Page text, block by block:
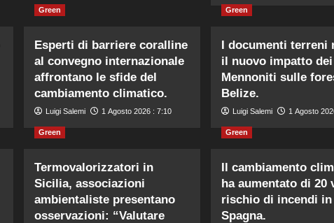
Green
Esperti di barriere coralline
al convegno internazionale
affrontano le sfide del
cambiamento climatico.
Luigi Salemi 1 Agosto 2026 : 7:10
Green
I documenti terreni
il nuovo impatto dei
Mennoniti sulle
Belize.
Luigi Salemi 1 Agosto
Green
Termovalorizzatori in
Sicilia, associazioni
ambientaliste presentano
osservazioni: “Valutare
Green
Il cambiamento
ha aumentato di 20
rischio di incendi in
Spagna.